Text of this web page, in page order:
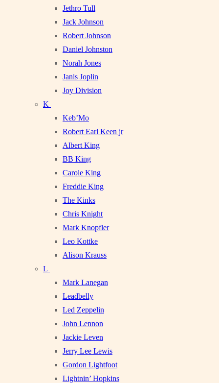
Jethro Tull
Jack Johnson
Robert Johnson
Daniel Johnston
Norah Jones
Janis Joplin
Joy Division
K
Keb’Mo
Robert Earl Keen jr
Albert King
BB King
Carole King
Freddie King
The Kinks
Chris Knight
Mark Knopfler
Leo Kottke
Alison Krauss
L
Mark Lanegan
Leadbelly
Led Zeppelin
John Lennon
Jackie Leven
Jerry Lee Lewis
Gordon Lightfoot
Lightnin’ Hopkins